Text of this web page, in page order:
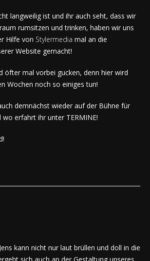
langweilig ist und ihr auch seht, dass wir
rumsitzen und trinken, haben wir uns
Hilfe von Stylermedia mal an die
Website gemacht!
öfter mal vorbei gucken, denn hier wird
Wochen noch so einiges tun!
demnächst wieder auf der Bühne für
wo erfahrt ihr unter TERMINE!
kann nicht nur laut brüllen und doll in die